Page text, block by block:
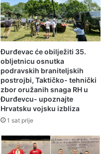
Đurđevac će obilježiti 35.
obljetnicu osnutka
podravskih braniteljskih
postrojbi, Taktičko- tehnički
zbor oružanih snaga RH u
Đurđevcu- upoznajte
Hrvatsku vojsku izbliza
1 sat prije